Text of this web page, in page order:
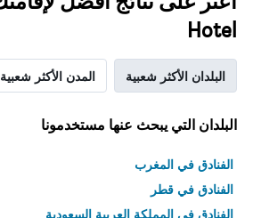
Hotel
البلدان الأكثر شعبية المدن الأكثر شعبية
البلدان التي يبحث عنها مستخدمونا
الفنادق في المغرب
الفنادق في قطر
الفنادق في المملكة العربية السعودية